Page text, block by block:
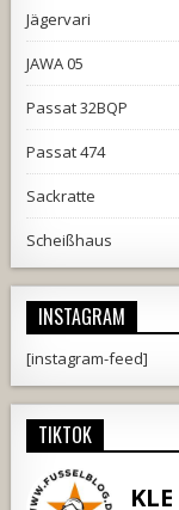
Jägervari
JAWA 05
Passat 32BQP
Passat 474
Sackratte
Scheißhaus
INSTAGRAM
[instagram-feed]
TIKTOK
KLE